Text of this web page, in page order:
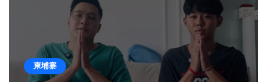
柬埔寨